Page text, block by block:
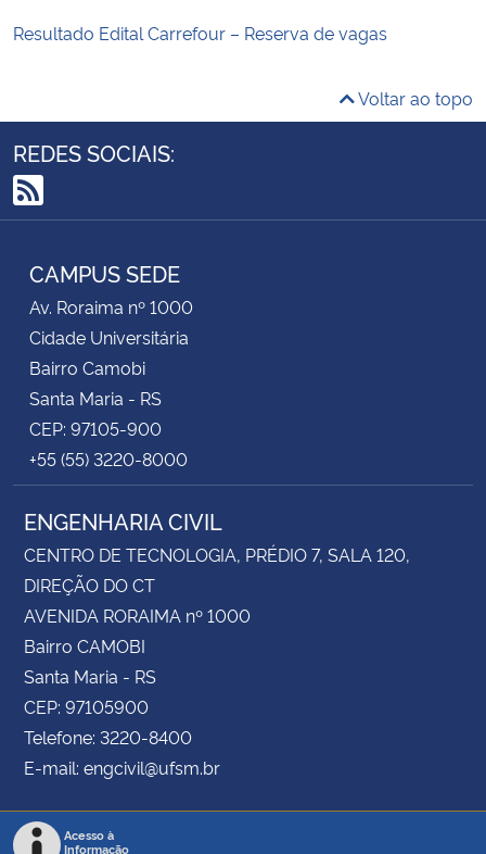
Resultado Edital Carrefour – Reserva de vagas
Voltar ao topo
REDES SOCIAIS:
RSS
CAMPUS SEDE
Av. Roraima nº 1000
Cidade Universitária
Bairro Camobi
Santa Maria - RS
CEP: 97105-900
+55 (55) 3220-8000
ENGENHARIA CIVIL
CENTRO DE TECNOLOGIA, PRÉDIO 7, SALA 120,
DIREÇÃO DO CT
AVENIDA RORAIMA nº 1000
Bairro CAMOBI
Santa Maria - RS
CEP: 97105900
Telefone: 3220-8400
E-mail: engcivil@ufsm.br
Acesso à
Informação